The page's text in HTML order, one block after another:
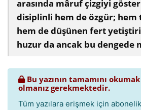
arasında mâruf çizgiyi
disiplinli hem de özgür; hem
hem de düşünen fert
huzur da ancak bu dengede
Bu yazının tamamını
olmanız gerekmektedir.
Tüm yazılara erişmek için